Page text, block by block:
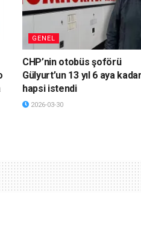
GENEL
CHP’nin otobüs şoförü
Gülyurt’un 13 yıl 6 aya kadar
hapsi istendi
2026-03-30